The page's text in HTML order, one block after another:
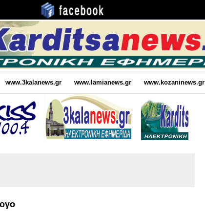
www.3kalanews.gr www.lamianews.gr www.kozaninews.gr